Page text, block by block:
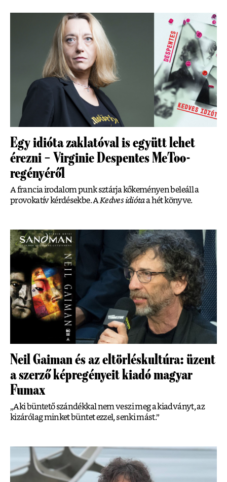
Egy idióta zaklatóval is együtt lehet
érezni – Virginie Despentes MeToo-
regényéről
A francia irodalom punk sztárja kőkeményen beleáll a
provokatív kérdésekbe. A Kedves idiótaa hét könyve.
Neil Gaiman és az eltörléskultúra: üzent
a szerző képregényeit kiadó magyar
Fumax
„Aki büntető szándékkal nem veszi meg a kiadványt, az
kizárólag minket büntet ezzel, senki mást.”